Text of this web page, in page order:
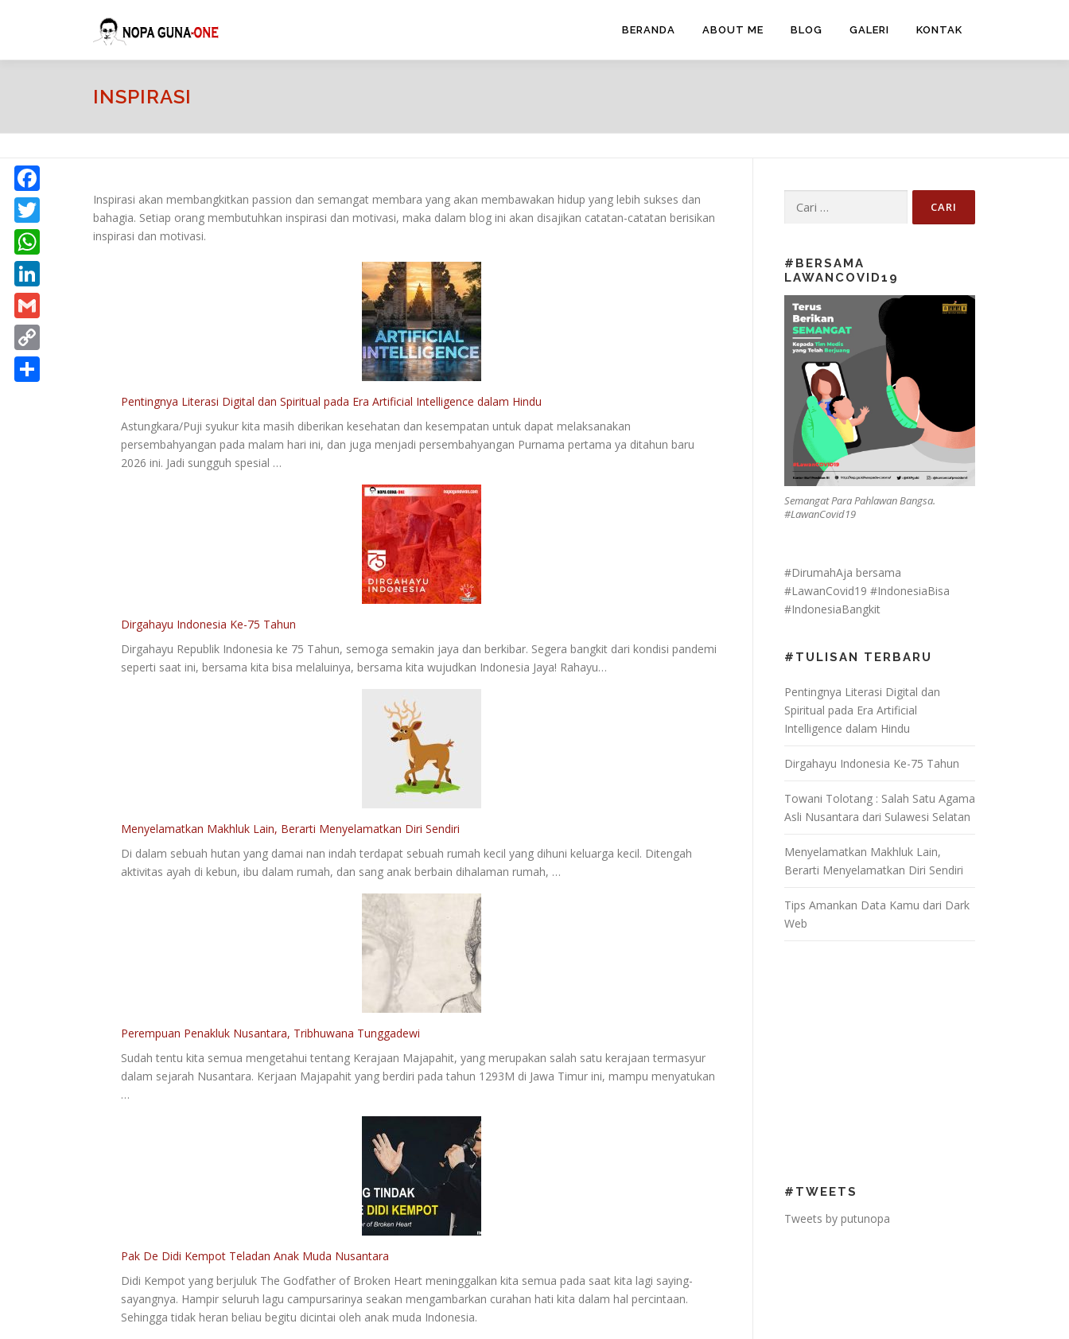
BERANDA ABOUT ME BLOG GALERI KONTAK
INSPIRASI
Inspirasi akan membangkitkan passion dan semangat membara yang akan membawakan hidup yang lebih sukses dan
bahagia. Setiap orang membutuhkan inspirasi dan motivasi, maka dalam blog ini akan disajikan catatan-catatan berisikan
inspirasi dan motivasi.
Pentingnya Literasi Digital dan Spiritual pada Era Artificial Intelligence dalam Hindu
Astungkara/Puji syukur kita masih diberikan kesehatan dan kesempatan untuk dapat melaksanakan
persembahyangan pada malam hari ini, dan juga menjadi persembahyangan Purnama pertama ya ditahun baru
2026 ini. Jadi sungguh spesial …
Dirgahayu Indonesia Ke-75 Tahun
Dirgahayu Republik Indonesia ke 75 Tahun, semoga semakin jaya dan berkibar. Segera bangkit dari kondisi pandemi
seperti saat ini, bersama kita bisa melaluinya, bersama kita wujudkan Indonesia Jaya! Rahayu…
Menyelamatkan Makhluk Lain, Berarti Menyelamatkan Diri Sendiri
Di dalam sebuah hutan yang damai nan indah terdapat sebuah rumah kecil yang dihuni keluarga kecil. Ditengah
aktivitas ayah di kebun, ibu dalam rumah, dan sang anak berbain dihalaman rumah, …
Perempuan Penakluk Nusantara, Tribhuwana Tunggadewi
Sudah tentu kita semua mengetahui tentang Kerajaan Majapahit, yang merupakan salah satu kerajaan termasyur
dalam sejarah Nusantara. Kerjaan Majapahit yang berdiri pada tahun 1293M di Jawa Timur ini, mampu menyatukan
…
Pak De Didi Kempot Teladan Anak Muda Nusantara
Didi Kempot yang berjuluk The Godfather of Broken Heart meninggalkan kita semua pada saat kita lagi saying-
sayangnya. Hampir seluruh lagu campursarinya seakan mengambarkan curahan hati kita dalam hal percintaan.
Sehingga tidak heran beliau begitu dicintai oleh anak muda Indonesia.
#BERSAMA
LAWANCOVID19
Semangat Para Pahlawan Bangsa.
#LawanCovid19
#DirumahAja bersama
#LawanCovid19 #IndonesiaBisa
#IndonesiaBangkit
#TULISAN TERBARU
Pentingnya Literasi Digital dan
Spiritual pada Era Artificial
Intelligence dalam Hindu
Dirgahayu Indonesia Ke-75 Tahun
Towani Tolotang : Salah Satu Agama
Asli Nusantara dari Sulawesi Selatan
Menyelamatkan Makhluk Lain,
Berarti Menyelamatkan Diri Sendiri
Tips Amankan Data Kamu dari Dark
Web
#TWEETS
Tweets by putunopa
Facebook
Twitter
WhatsApp
LinkedIn
Gmail
Copy